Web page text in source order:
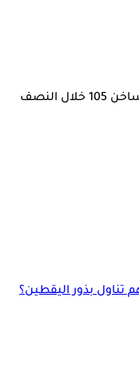
الصحة: ارتفاع الإقبال على الخط الساخن 105 خلال النصف
تناول بذور اليقطين؟